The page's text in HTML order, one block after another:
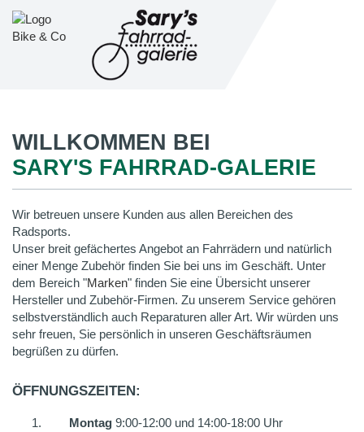
WILLKOMMEN BEI
SARY'S FAHRRAD-GALERIE
Wir betreuen unsere Kunden aus allen Bereichen des
Radsports.
Unser breit gefächertes Angebot an Fahrrädern und natürlich
einer Menge Zubehör finden Sie bei uns im Geschäft. Unter
dem Bereich "Marken" finden Sie eine Übersicht unserer
Hersteller und Zubehör-Firmen. Zu unserem Service gehören
selbstverständlich auch Reparaturen aller Art. Wir würden uns
sehr freuen, Sie persönlich in unseren Geschäftsräumen
begrüßen zu dürfen.
ÖFFNUNGSZEITEN:
Montag 9:00-12:00 und 14:00-18:00 Uhr